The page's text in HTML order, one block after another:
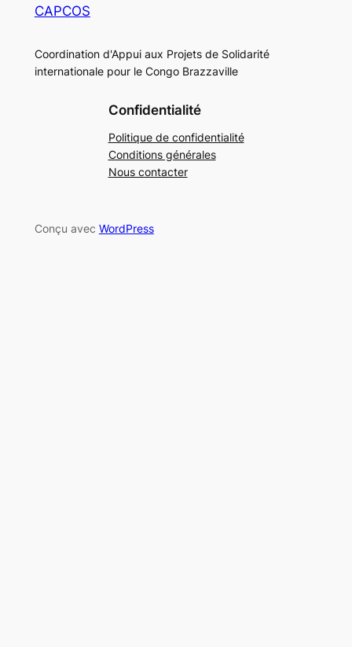
CAPCOS
Coordination d'Appui aux Projets de Solidarité
internationale pour le Congo Brazzaville
Confidentialité
Politique de confidentialité
Conditions générales
Nous contacter
Conçu avec WordPress